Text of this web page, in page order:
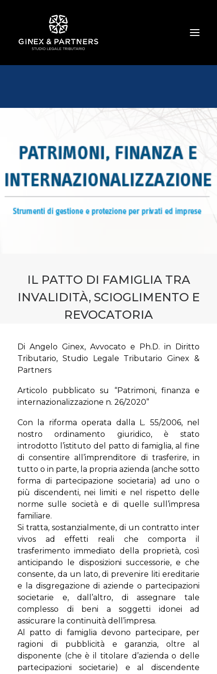
CHI SIAMO
SOCIETARIO E CONTRATTUALISTICA
BANCARIO E FINANZIARIO
IL PATTO DI FAMIGLIA TRA
INVALIDITÀ, SCIOGLIMENTO E
REVOCATORIA
Di Angelo Ginex, Avvocato e Ph.D. in Diritto
Tributario, Studio Legale Tributario Ginex &
Partners
Articolo pubblicato su “Patrimoni, finanza e
internazionalizzazione n. 26/2020”
Con la riforma operata dalla L. 55/2006, nel
nostro ordinamento giuridico, è stato
introdotto l’istituto del patto di famiglia, al fine
di consentire all’imprenditore di trasferire, in
tutto o in parte, la propria azienda (anche sotto
forma di partecipazione societaria) ad uno o
più discendenti, nei limiti e nel rispetto delle
norme sulle società e di quelle sull’impresa
familiare.
Si tratta, sostanzialmente, di un contratto inter
vivos ad effetti reali che comporta il
trasferimento immediato della proprietà, così
anticipando le disposizioni successorie, e che
consente, da un lato, di prevenire liti ereditarie
e la disgregazione di aziende o partecipazioni
societarie e, dall’altro, di assegnare tale
complesso di beni a soggetti idonei ad
assicurare la continuità dell’impresa.
Al patto di famiglia devono partecipare, per
ragioni di pubblicità e garanzia, oltre al
disponente (che è il titolare d’azienda o delle
partecipazioni societarie) e al discendente